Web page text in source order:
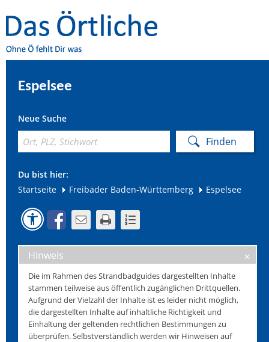
Espelsee
Neue Suche
Du bist hier:
Startseite
Freibäder Baden-Württemberg Espelsee
Hinweis
Die im Rahmen des Strandbadguides dargestellten Inhalte
stammen teilweise aus öffentlich zugänglichen Drittquellen.
Aufgrund der Vielzahl der Inhalte ist es leider nicht möglich,
die dargestellten Inhalte auf inhaltliche Richtigkeit und
Einhaltung der geltenden rechtlichen Bestimmungen zu
überprüfen. Selbstverständlich werden wir Hinweisen auf